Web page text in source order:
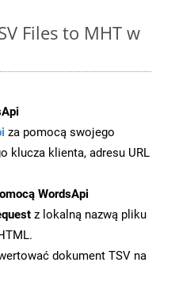
Files to MHT w
za pomocą swojego
klucza klienta, adresu URL
WordsApi
z lokalną nazwą pliku
dokument TSV na